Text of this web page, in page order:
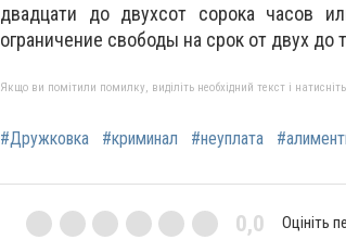
двадцати до двухсот сорока часов
ограничение свободы на срок от двух до
Якщо ви помітили помилку, виділіть необхідний текст і
#Дружковка #криминал #неуплата
0,0 Оцініть